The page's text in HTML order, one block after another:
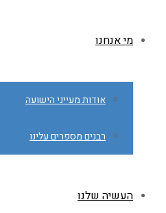
מי אנחנו
אודות מעייני הישועה
רבנים מספרים עלינו
העשיה שלנו